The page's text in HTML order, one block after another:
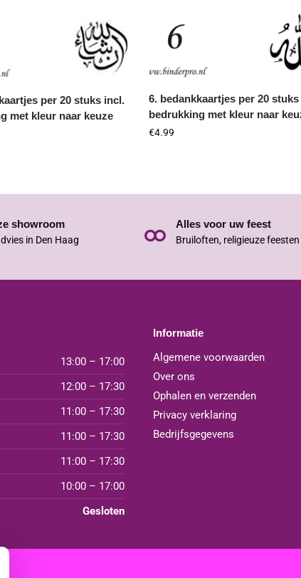
per 20 stuks incl.
met kleur naar keuze
6. bedankkaartjes per 20
bedrukking met kleur naar
€4.99
showroom
in Den Haag
Alles voor uw feest
Bruiloften, religieuze
13:00 – 17:00
12:00 – 17:30
11:00 – 17:30
11:00 – 17:30
11:00 – 17:30
10:00 – 17:00
Gesloten
Informatie
Algemene voorwaarden
Over ons
Ophalen en verzenden
Privacy verklaring
Bedrijfsgegevens